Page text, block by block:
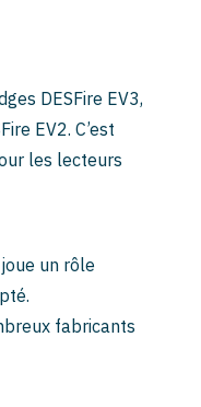
DESFire EV3,
EV2. C’est
les lecteurs
un rôle
fabricants